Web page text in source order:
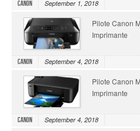
Canon September 1, 2018
Pilote Canon
Imprimante
Canon September 4, 2018
Pilote Canon
Imprimante
Canon September 4, 2018